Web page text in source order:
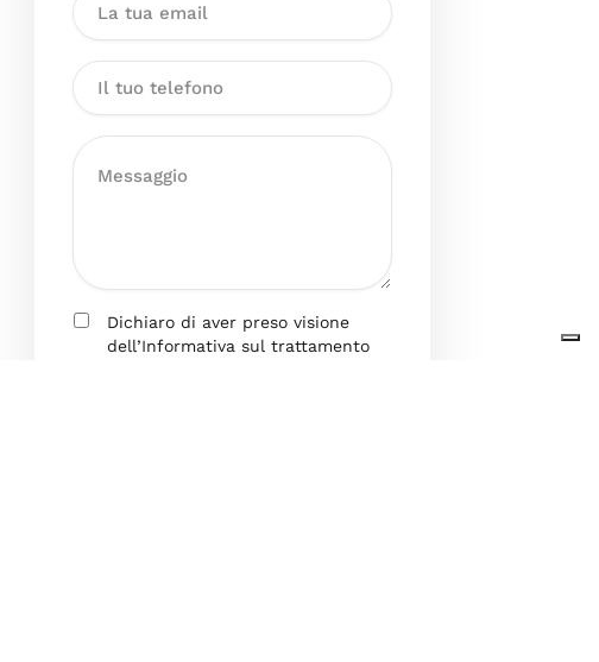
Dichiaro di aver preso visione
dell’Informativa sul trattamento